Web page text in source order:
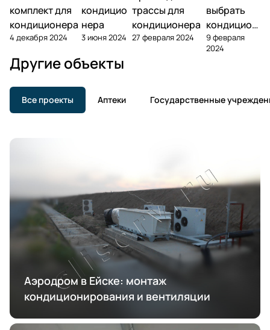
комплект для
кондиционера
4 декабря 2024
кондицио
нера
3 июня 2024
трассы для
кондиционера
27 февраля 2024
выбрать
кондицион
ер?
9 февраля
2024
Другие объекты
Все проекты Аптеки Государственные
Аэродром в Ейске: монтаж
кондиционирования и вентиляции